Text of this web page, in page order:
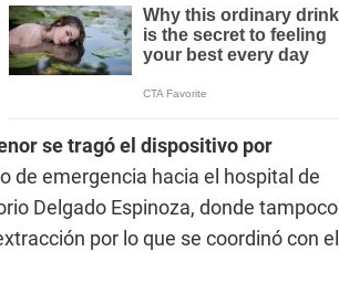
se tragó el dispositivo por
de emergencia hacia el hospital de
Delgado Espinoza, donde tampoco
por lo que se coordinó con el